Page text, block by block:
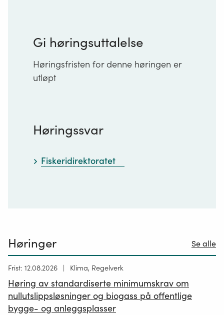
Gi høringsuttalelse
Høringsfristen for denne høringen er
utløpt
Høringssvar
Fiskeridirektoratet
Høringer Se alle
Høring
publisert
12.05.2026
Frist: 12.08.2026 Klima, Regelverk
Høring av standardiserte minimumskrav om
nullutslippsløsninger og biogass på offentlige
bygge- og anleggsplasser